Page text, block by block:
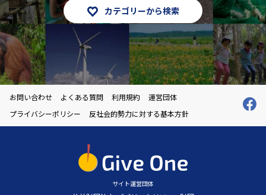
カテゴリーから検索
お問い合わせ よくある質問 利用規約
運営団体
プライバシーポリシー
反社会的勢力に対する基本方針
サイト運営団体